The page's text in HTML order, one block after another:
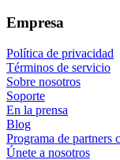
Empresa
Política de privacidad
Términos de servicio
Sobre nosotros
Soporte
En la prensa
Blog
Programa de partners
Únete a nosotros